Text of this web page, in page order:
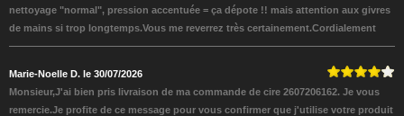
nettoyage "normal", pression accentuée = ça dépote !! mais attention aux givres
de mains si trop longtemps.Vous me reverrez très certainement.Cordialement
Marie-Noelle D. le 30/07/2026
Monsieur,J'ai bien pris livraison de ma commande de cire 2607206162. Je vous
remercie.Je profite de ce message pour vous confirmer que j'utilise votre produit